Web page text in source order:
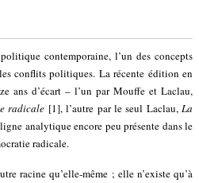
contemporaine, l’un des concepts
conflits politiques. La récente édition en
ans d’écart – l’un par Mouffe et Laclau,
radicale[1], l’autre par le seul Laclau, La
analytique encore peu présente dans le
radicale.
racine qu’elle-même ; elle n’existe qu’à